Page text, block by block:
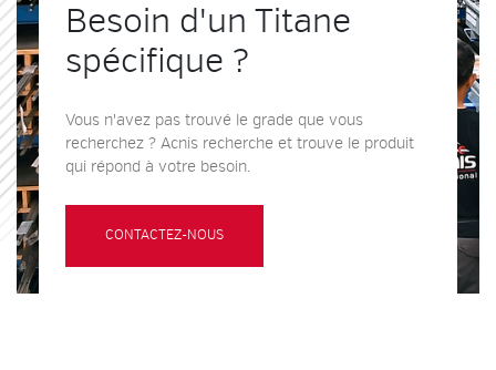
Besoin d'un Titane
spécifique ?
Vous n'avez pas trouvé le grade que vous
recherchez ? Acnis recherche et trouve le produit
qui répond à votre besoin.
CONTACTEZ-NOUS